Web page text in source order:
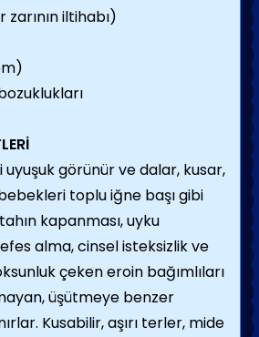
iltihabı)
uyuşuk görünür ve dalar, kusar,
toplu iğne başı gibi
kapanması, uyku
alma, cinsel isteksizlik ve
çeken eroin bağımlıları
üşütmeye benzer
Kusabilir, aşırı terler, mide